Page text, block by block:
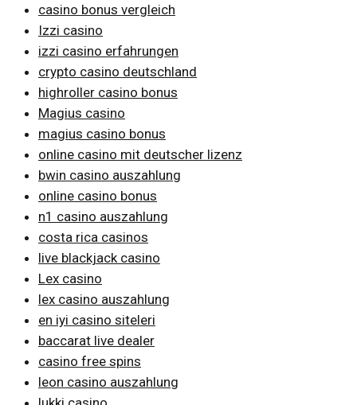
casino bonus vergleich
Izzi casino
izzi casino erfahrungen
crypto casino deutschland
highroller casino bonus
Magius casino
magius casino bonus
online casino mit deutscher lizenz
bwin casino auszahlung
online casino bonus
n1 casino auszahlung
costa rica casinos
live blackjack casino
Lex casino
lex casino auszahlung
en iyi casino siteleri
baccarat live dealer
casino free spins
leon casino auszahlung